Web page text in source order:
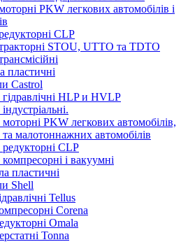
PKW легкових автомобілів і
CLP
STOU, UTTO та TDTO
пластичні
Castrol
HLP и HVLP
PKW легкових автомобілів,
та малотоннажних автомобілів
CLP
і вакуумні
пластичні
Shell
Tellus
Corena
Omala
Tonna